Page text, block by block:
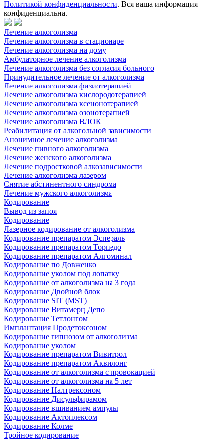
Политикой конфиденциальности. Вся ваша информация
конфиденциальна.
Лечение алкоголизма
Лечение алкоголизма в стационаре
Лечение алкоголизма на дому
Амбулаторное лечение алкоголизма
Лечение алкоголизма без согласия больного
Принудительное лечение от алкоголизма
Лечение алкоголизма физиотерапией
Лечение алкоголизма кислородотерапией
Лечение алкоголизма ксенонотерапией
Лечение алкоголизма озонотерапией
Лечение алкоголизма ВЛОК
Реабилитация от алкогольной зависимости
Анонимное лечение алкоголизма
Лечение пивного алкоголизма
Лечение женского алкоголизма
Лечение подростковой алкозависимости
Лечение алкоголизма лазером
Снятие абстинентного синдрома
Лечение мужского алкоголизма
Кодирование
Вывод из запоя
Кодирование
Лазерное кодирование от алкоголизма
Кодирование препаратом Эспераль
Кодирование препаратом Торпедо
Кодирование препаратом Алгоминал
Кодирование по Довженко
Кодирование уколом под лопатку
Кодирование от алкоголизма на 3 года
Кодирование Двойной блок
Кодирование SIT (MST)
Кодирование Витамерц Депо
Кодирование Тетлонгом
Имплантация Продетоксоном
Кодирование гипнозом от алкоголизма
Кодирование уколом
Кодирование препаратом Вивитрол
Кодирование препаратом Аквилонг
Кодирование от алкоголизма с провокацией
Кодирование от алкоголизма на 5 лет
Кодирование Налтрексоном
Кодирование Дисульфирамом
Кодирование вшиванием ампулы
Кодирование Актоплексом
Кодирование Колме
Тройное кодирование